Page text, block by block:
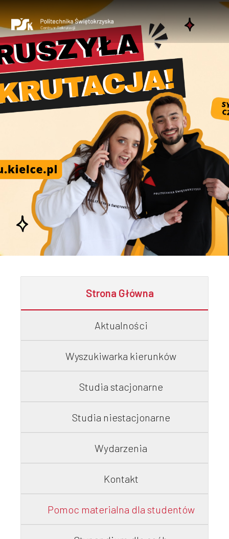
Strona Główna
Aktualności
Wyszukiwarka kierunków
Studia stacjonarne
Studia niestacjonarne
Wydarzenia
Kontakt
Pomoc materialna dla studentów
Studia
stacjonarne
Studia
niestacjonarne
Szkoła
Doktorska
Studia
podyplomowe